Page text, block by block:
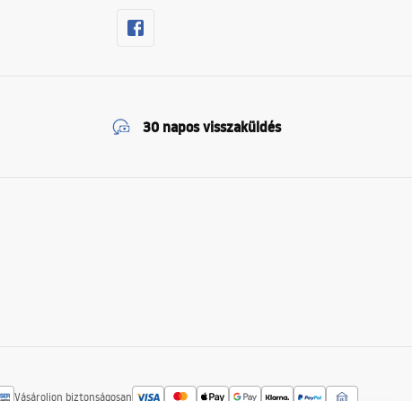
30 napos visszaküldés
Vásároljon biztonságosan